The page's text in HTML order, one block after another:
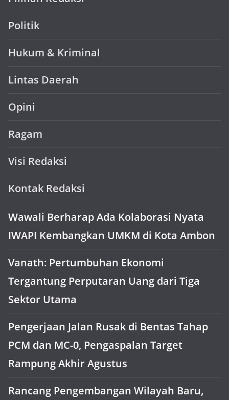
Politik
Hukum & Kriminal
Lintas Daerah
Opini
Ragam
Visi Redaksi
Kontak Redaksi
Wawali Berharap Ada Kolaborasi Nyata
IWAPI Kembangkan UMKM di Kota Ambon
Vanath: Pertumbuhan Ekonomi
Tergantung Perputaran Uang dari Tiga
Sektor Utama
Pengerjaan Jalan Rusak di Bentas Tahap
PCM dan MC-0, Pengaspalan Target
Rampung Akhir Agustus
Rancang Pengembangan Wilayah Baru,